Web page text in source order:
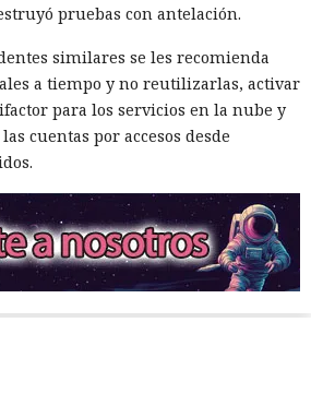
pruebas con antelación.
similares se les recomienda
a tiempo y no reutilizarlas, activar
para los servicios en la nube y
cuentas por accesos desde